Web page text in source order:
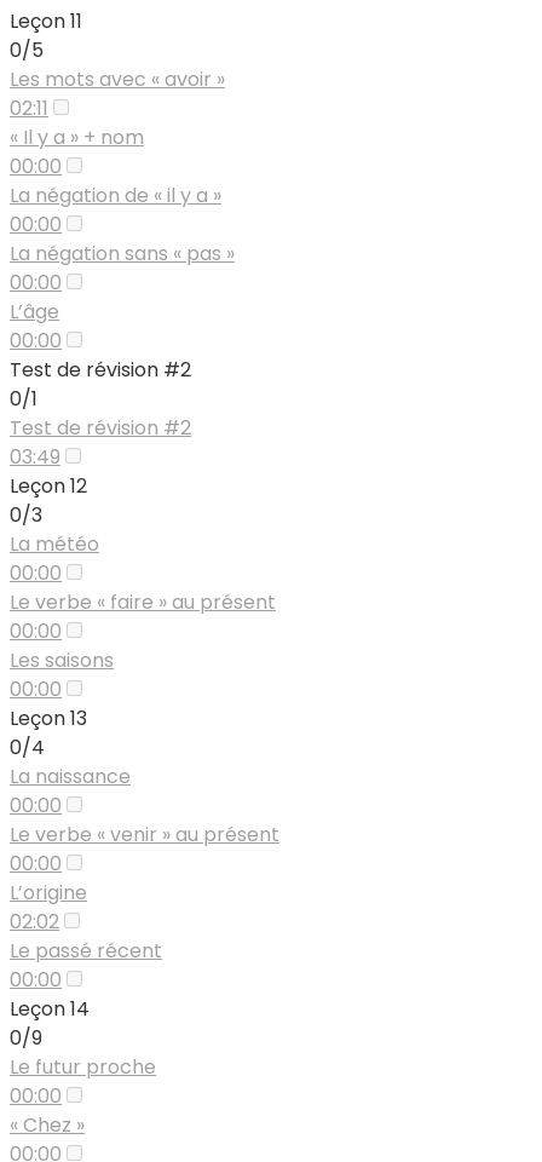
Leçon 11
0/5
Les mots avec « avoir »
02:11
« Il y a » + nom
00:00
La négation de « il y a »
00:00
La négation sans « pas »
00:00
L’âge
00:00
Test de révision #2
0/1
Test de révision #2
03:49
Leçon 12
0/3
La météo
00:00
Le verbe « faire » au présent
00:00
Les saisons
00:00
Leçon 13
0/4
La naissance
00:00
Le verbe « venir » au présent
00:00
L’origine
02:02
Le passé récent
00:00
Leçon 14
0/9
Le futur proche
00:00
« Chez »
00:00